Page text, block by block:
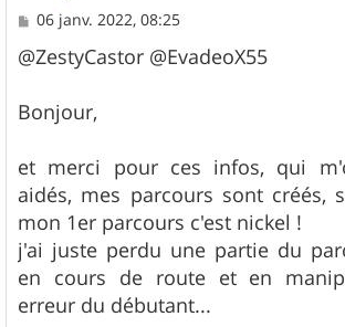
M
s
s
g
e
06 janv. 2022, 08:25
@ZestyCastor @EvadeoX55
Bonjour,
et merci pour ces infos, qui
aidés, mes parcours sont créés,
mon 1er parcours c'est nickel !
j'ai juste perdu une partie du
en cours de route et en
erreur du débutant...